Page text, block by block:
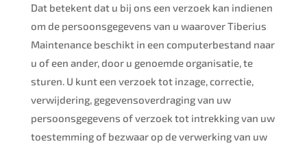
Dat betekent dat u bij ons een verzoek kan indienen
om de persoonsgegevens van u waarover Tiberius
Maintenance beschikt in een computerbestand naar
u of een ander, door u genoemde organisatie, te
sturen. U kunt een verzoek tot inzage, correctie,
verwijdering, gegevensoverdraging van uw
persoonsgegevens of verzoek tot intrekking van uw
toestemming of bezwaar op de verwerking van uw